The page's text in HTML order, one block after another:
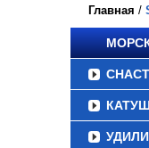
Главная /